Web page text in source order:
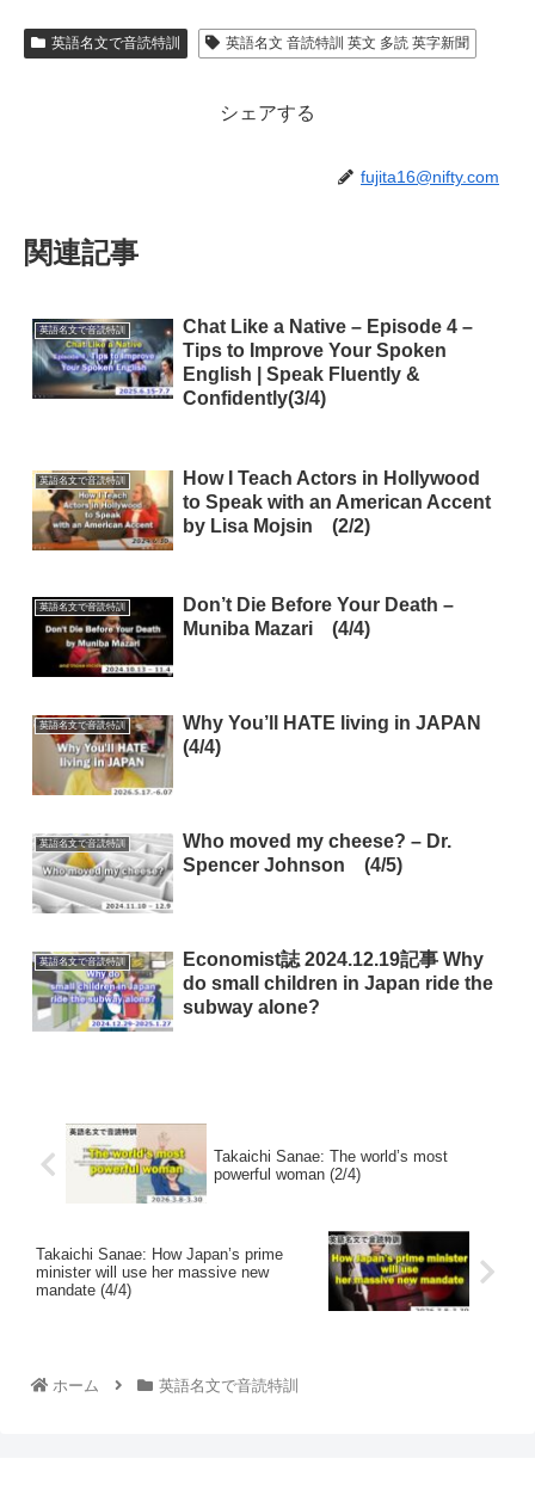
英語名文で音読特訓 英語名文 音読特訓 英文 多読 英字新聞
シェアする
fujita16@nifty.com
関連記事
英語名文で音読特訓
Chat Like a Native – Episode 4 –
Tips to Improve Your Spoken
English | Speak Fluently &
Confidently(3/4)
英語名文で音読特訓
How I Teach Actors in Hollywood
to Speak with an American Accent
by Lisa Mojsin (2/2)
英語名文で音読特訓
Don’t Die Before Your Death –
Muniba Mazari (4/4)
英語名文で音読特訓
Why You’ll HATE living in JAPAN
(4/4)
英語名文で音読特訓
Who moved my cheese? – Dr.
Spencer Johnson (4/5)
英語名文で音読特訓
Economist誌 2024.12.19記事 Why
do small children in Japan ride the
subway alone?
Takaichi Sanae: The world’s most
powerful woman (2/4)
Takaichi Sanae: How Japan’s prime
minister will use her massive new
mandate (4/4)
ホーム 英語名文で音読特訓